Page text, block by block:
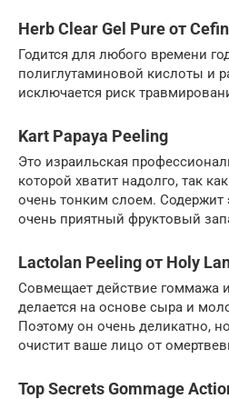
Herb Clear Gel Pure от
Годится для любого времени
полиглутаминовой кислоты и
исключается риск
Kart Papaya Peeling
Это израильская
которой хватит надолго, так
очень тонким слоем. Содержит
очень приятный фруктовый
Lactolan Peeling от Holy
Совмещает действие гоммажа
делается на основе сыра и
Поэтому он очень деликатно,
очистит ваше лицо от
Top Secrets Gommage